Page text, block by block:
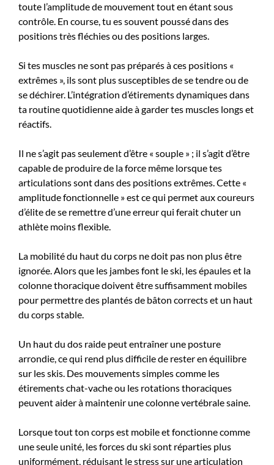
toute l’amplitude de mouvement tout en étant sous
contrôle. En course, tu es souvent poussé dans des
positions très fléchies ou des positions larges.
Si tes muscles ne sont pas préparés à ces positions «
extrêmes », ils sont plus susceptibles de se tendre ou de
se déchirer. L’intégration d’étirements dynamiques dans
ta routine quotidienne aide à garder tes muscles longs et
réactifs.
Il ne s’agit pas seulement d’être « souple » ; il s’agit d’être
capable de produire de la force même lorsque tes
articulations sont dans des positions extrêmes. Cette «
amplitude fonctionnelle » est ce qui permet aux coureurs
d’élite de se remettre d’une erreur qui ferait chuter un
athlète moins flexible.
La mobilité du haut du corps ne doit pas non plus être
ignorée. Alors que les jambes font le ski, les épaules et la
colonne thoracique doivent être suffisamment mobiles
pour permettre des plantés de bâton corrects et un haut
du corps stable.
Un haut du dos raide peut entraîner une posture
arrondie, ce qui rend plus difficile de rester en équilibre
sur les skis. Des mouvements simples comme les
étirements chat-vache ou les rotations thoraciques
peuvent aider à maintenir une colonne vertébrale saine.
Lorsque tout ton corps est mobile et fonctionne comme
une seule unité, les forces du ski sont réparties plus
uniformément, réduisant le stress sur une articulation